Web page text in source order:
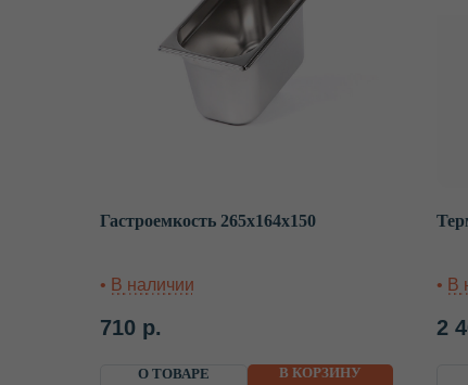
Гастроемкость 265х164х150
710 р.
О ТОВАРЕ В КОРЗИНУ
2